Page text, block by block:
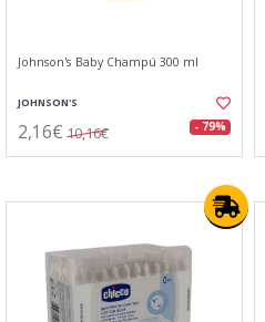
Johnson's Baby Champú 300 ml
JOHNSON'S
2,16€ 10,16€ - 79%